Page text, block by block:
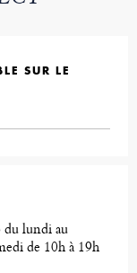
SUR LE
du lundi au
de 10h à 19h